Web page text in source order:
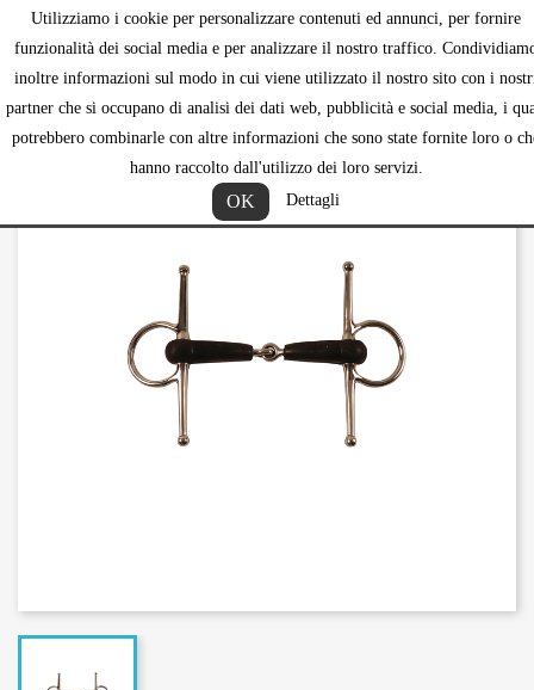
Utilizziamo i cookie per personalizzare contenuti ed annunci, per fornire
funzionalità dei social media e per analizzare il nostro traffico.
inoltre informazioni sul modo in cui viene utilizzato il nostro sito con i
partner che si occupano di analisi dei dati web, pubblicità e social media, i
potrebbero combinarle con altre informazioni che sono state fornite loro o
hanno raccolto dall'utilizzo dei loro servizi.
OK Dettagli
